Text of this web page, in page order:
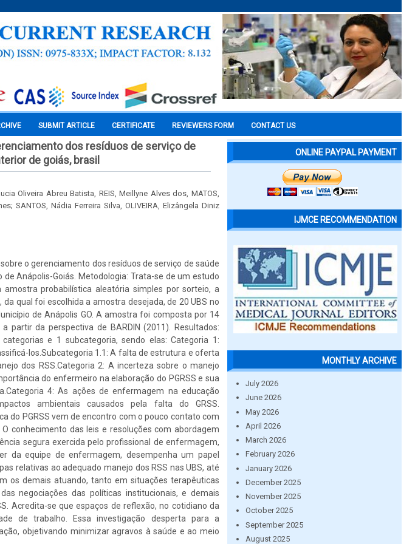
SUBMIT ARTICLE CERTIFICATE REVIEWERS FORM CONTACT US
dos resíduos de serviço de
de goiás, brasil
Oliveira Abreu Batista, REIS, Meillyne Alves dos, MATOS,
SANTOS, Nádia Ferreira Silva, OLIVEIRA, Elizângela Diniz
o gerenciamento dos resíduos de serviço de saúde
Anápolis-Goiás. Metodologia: Trata-se de um estudo
probabilística aleatória simples por sorteio, a
qual foi escolhida a amostra desejada, de 20 UBS no
de Anápolis GO. A amostra foi composta por 14
da perspectiva de BARDIN (2011). Resultados:
e 1 subcategoria, sendo elas: Categoria 1:
los.Subcategoria 1.1: A falta de estrutura e oferta
dos RSS.Categoria 2: A incerteza sobre o manejo
do enfermeiro na elaboração do PGRSS e sua
4: As ações de enfermagem na educação
ambientais causados pela falta do GRSS.
do PGRSS vem de encontro com o pouco contato com
conhecimento das leis e resoluções com abordagem
segura exercida pelo profissional de enfermagem,
da equipe de enfermagem, desempenha um papel
relativas ao adequado manejo dos RSS nas UBS, até
os demais atuando, tanto em situações terapêuticas
negociações das políticas institucionais, e demais
Acredita-se que espaços de reflexão, no cotidiano da
de trabalho. Essa investigação desperta para a
objetivando minimizar agravos à saúde e ao meio
ONLINE PAYPAL PAYMENT
IJMCE RECOMMENDATION
MONTHLY ARCHIVE
July 2026
June 2026
May 2026
April 2026
March 2026
February 2026
January 2026
December 2025
November 2025
October 2025
September 2025
August 2025